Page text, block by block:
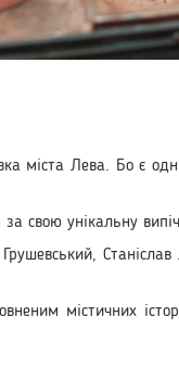
міста Лева. Бо є
свою унікальну
містичних